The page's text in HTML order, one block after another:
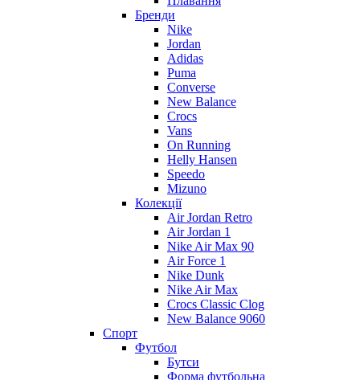
Бренди
Nike
Jordan
Adidas
Puma
Converse
New Balance
Crocs
Vans
On Running
Helly Hansen
Speedo
Mizuno
Колекції
Air Jordan Retro
Air Jordan 1
Nike Air Max 90
Air Force 1
Nike Dunk
Nike Air Max
Crocs Classic Clog
New Balance 9060
Спорт
Футбол
Бутси
Форма футбольна